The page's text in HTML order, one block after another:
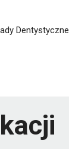
Dentystyczne